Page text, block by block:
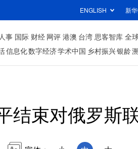
ENGLISH 新
人事 国际 财经 网评 港澳 台湾 思客智库 全
信息化数字经济学术中国 乡村振兴银龄
结束对俄罗斯